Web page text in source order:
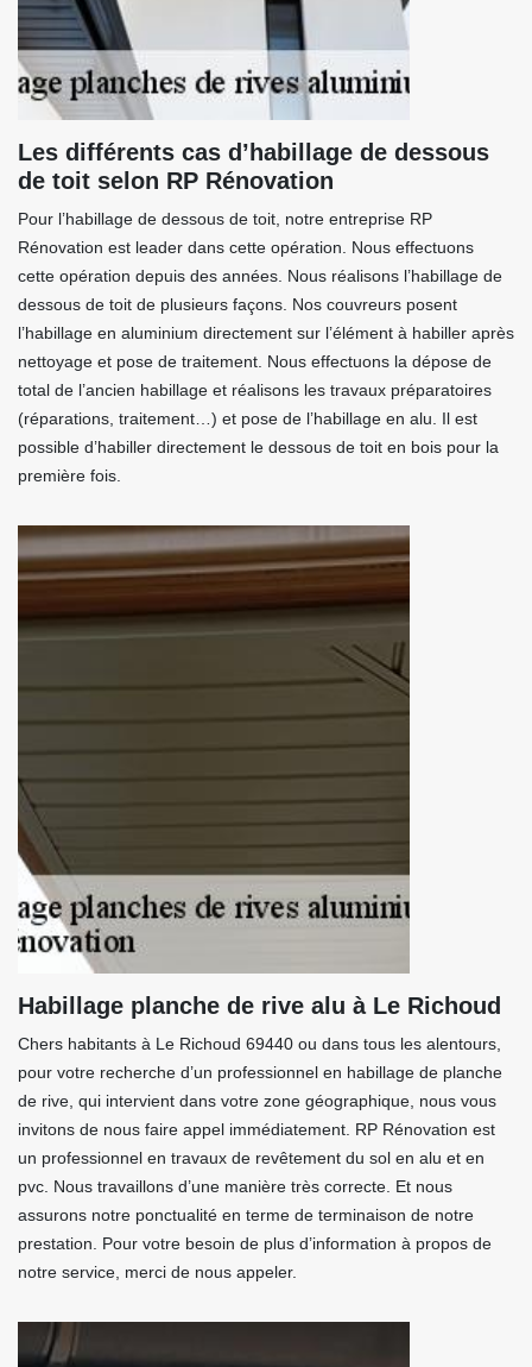
Les différents cas d’habillage de dessous
de toit selon RP Rénovation
Pour l’habillage de dessous de toit, notre entreprise RP
Rénovation est leader dans cette opération. Nous effectuons
cette opération depuis des années. Nous réalisons l’habillage de
dessous de toit de plusieurs façons. Nos couvreurs posent
l’habillage en aluminium directement sur l’élément à habiller après
nettoyage et pose de traitement. Nous effectuons la dépose de
total de l’ancien habillage et réalisons les travaux préparatoires
(réparations, traitement…) et pose de l’habillage en alu. Il est
possible d’habiller directement le dessous de toit en bois pour la
première fois.
Habillage planche de rive alu à Le Richoud
Chers habitants à Le Richoud 69440 ou dans tous les alentours,
pour votre recherche d’un professionnel en habillage de planche
de rive, qui intervient dans votre zone géographique, nous vous
invitons de nous faire appel immédiatement. RP Rénovation est
un professionnel en travaux de revêtement du sol en alu et en
pvc. Nous travaillons d’une manière très correcte. Et nous
assurons notre ponctualité en terme de terminaison de notre
prestation. Pour votre besoin de plus d’information à propos de
notre service, merci de nous appeler.